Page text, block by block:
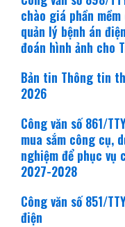
chào giá phần
quản lý bệnh án
đoán hình ảnh cho
Bản tin Thông tin
2026
Công văn số 861/
mua sắm công cụ,
nghiệm để phục vụ
2027-2028
Công văn số 851/
điện